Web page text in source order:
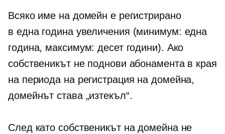
Всяко име на домейн е регистрирано
в една годинаувеличения (минимум: една
година, максимум: десет години). Ако
собственикът не поднови абонамента в края
на периода на регистрация на домейна,
домейнът става „изтекъл“.
След като собственикът на домейна не